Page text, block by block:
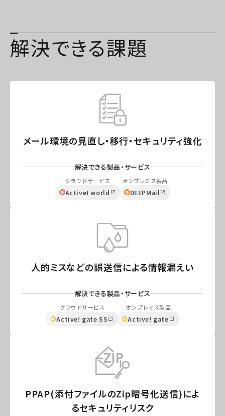
解決できる課題
メール環境の見直し・移行・セキュリティ強化
解決できる製品・サービス
クラウドサービス
Active! world
オンプレミス製品
DEEPMail
人的ミスなどの誤送信による情報漏えい
解決できる製品・サービス
クラウドサービス
Active! gate SS
オンプレミス製品
Active! gate
PPAP(添付ファイルのZip暗号化送信)によ
るセキュリティリスク